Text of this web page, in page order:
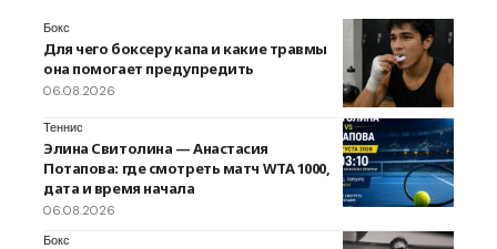
Бокс
Для чего боксеру капа и какие травмы
она помогает предупредить
06.08.2026
Теннис
Элина Свитолина — Анастасия
Потапова: где смотреть матч WTA 1000,
дата и время начала
06.08.2026
Бокс